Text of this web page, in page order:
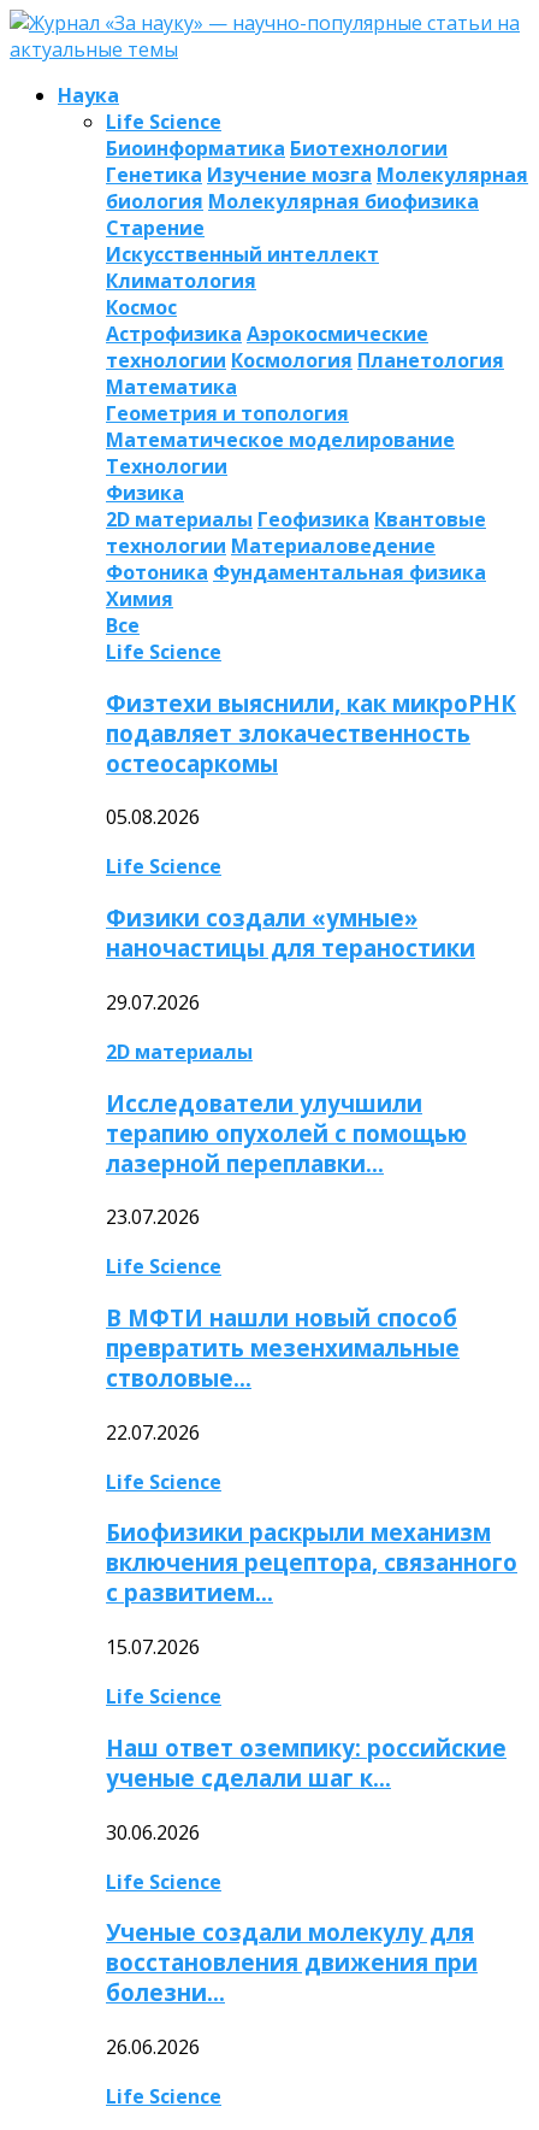
Наука
Life Science
Биоинформатика Биотехнологии
Генетика Изучение мозга Молекулярная
биология Молекулярная биофизика
Старение
Искусственный интеллект
Климатология
Космос
Астрофизика Аэрокосмические
технологии Космология Планетология
Математика
Геометрия и топология
Математическое моделирование
Технологии
Физика
2D материалы Геофизика Квантовые
технологии Материаловедение
Фотоника Фундаментальная физика
Химия
Все
Life Science
Физтехи выяснили, как микроРНК
подавляет злокачественность
остеосаркомы
05.08.2026
Life Science
Физики создали «умные»
наночастицы для тераностики
29.07.2026
2D материалы
Исследователи улучшили
терапию опухолей с помощью
лазерной переплавки…
23.07.2026
Life Science
В МФТИ нашли новый способ
превратить мезенхимальные
стволовые…
22.07.2026
Life Science
Биофизики раскрыли механизм
включения рецептора, связанного
с развитием…
15.07.2026
Life Science
Наш ответ оземпику: российские
ученые сделали шаг к…
30.06.2026
Life Science
Ученые создали молекулу для
восстановления движения при
болезни…
26.06.2026
Life Science